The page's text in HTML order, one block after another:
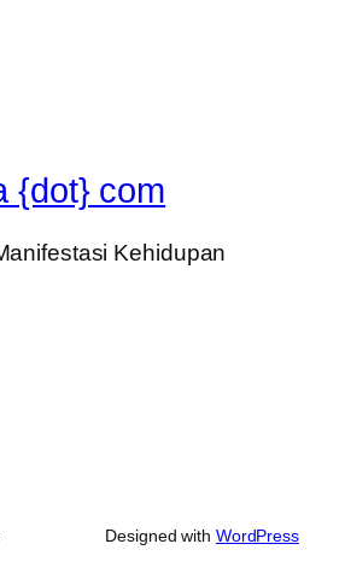
{dot} com
Kehidupan
Designed with WordPress